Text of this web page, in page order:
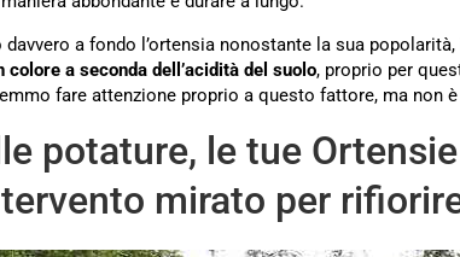
a fondo l’ortensia nonostante la sua popolarità,
a seconda dell’acidità del suolo, proprio per
fare attenzione proprio a questo fattore, ma non
potature, le tue
mirato per